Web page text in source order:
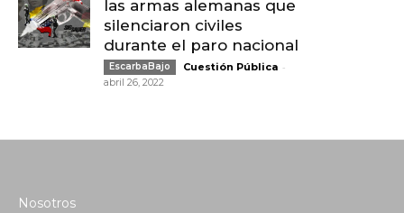
las armas alemanas que
silenciaron civiles
durante el paro nacional
EscarbaBajo Cuestión Pública -
abril 26, 2022
Nosotros